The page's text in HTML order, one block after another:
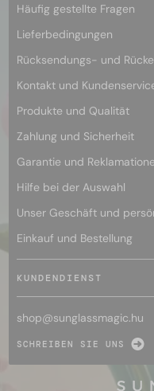
Häufig gestellte Fragen
Lieferbedingungen
Rücksendungs- und
Kontakt und
Produkte und Qualität
Zahlung und Sicherheit
Garantie und
Hilfe bei der Auswahl
Unser Geschäft und
Einkauf und Bestellung
KUNDENDIENST
shop@sunglassmagic.hu
SCHREIBEN SIE UNS